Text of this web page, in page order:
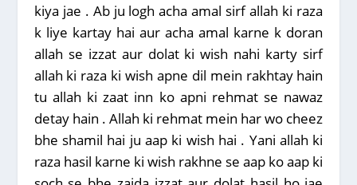
kiya jae . Ab ju logh acha amal sirf allah ki raza
k liye kartay hai aur acha amal karne k doran
allah se izzat aur dolat ki wish nahi karty sirf
allah ki raza ki wish apne dil mein rakhtay hain
tu allah ki zaat inn ko apni rehmat se nawaz
detay hain . Allah ki rehmat mein har wo cheez
bhe shamil hai ju aap ki wish hai . Yani allah ki
raza hasil karne ki wish rakhne se aap ko aap ki